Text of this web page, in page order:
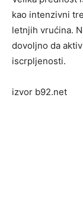
kao intenzivni
letnjih vrućina.
dovoljno da
iscrpljenosti.
izvor b92.net